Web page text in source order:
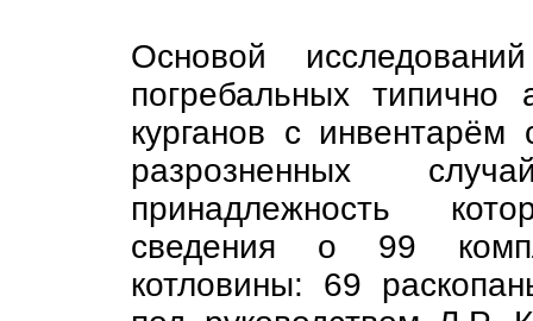
Основой
погребальных типично
курганов с инвентарём
разрозненных
принадлежность
сведения о 99
котловины: 69